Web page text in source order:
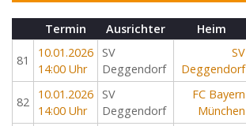
Termin Ausrichter Heim
81
10.01.2026
14:00 Uhr
SV
Deggendorf
SV
Deggendorf
82
10.01.2026
14:00 Uhr
SV
Deggendorf
FC Bayern
München